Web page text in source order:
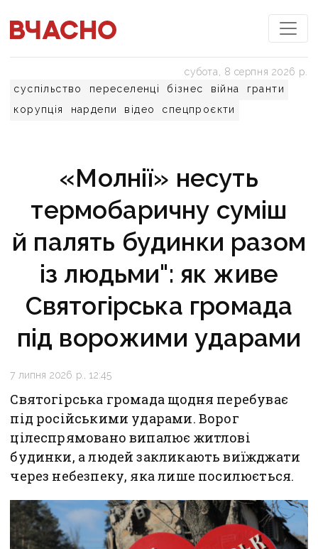
суспільство переселенці бізнес війна
гранти
корупція
нардепи відео спецпроєкти
субота, 8 серпня 2026 р.
«Молнії» несуть
термобаричну суміш
й палять будинки разом
із людьми": як живе
Святогірська громада
під ворожими ударами
7 липня 2026 р., 12:45
Святогірська громада щодня перебуває
під російськими ударами. Ворог
цілеспрямовано випалює житлові
будинки, а людей закликають виїжджати
через небезпеку, яка лише посилюється.